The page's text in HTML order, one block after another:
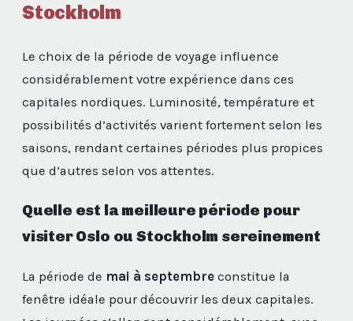
Stockholm
Le choix de la période de voyage influence
considérablement votre expérience dans ces
capitales nordiques. Luminosité, température et
possibilités d’activités varient fortement selon les
saisons, rendant certaines périodes plus propices
que d’autres selon vos attentes.
Quelle est la meilleure période pour
visiter Oslo ou Stockholm sereinement
La période de mai à septembre constitue la
fenêtre idéale pour découvrir les deux capitales.